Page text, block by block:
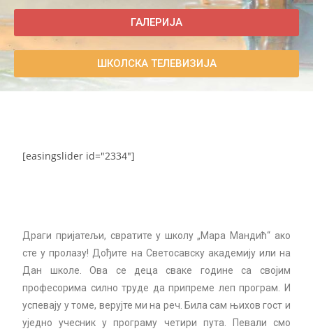
ГАЛЕРИЈА
ШКОЛСКА ТЕЛЕВИЗИЈА
[easingslider id="2334"]
Драги пријатељи, свратите у школу „Мара Мандић“ ако
сте у пролазу! Дођите на Светосавску академију или на
Дан школе. Ова се деца сваке године са својим
професорима силно труде да припреме леп програм. И
успевају у томе, верујте ми на реч. Била сам њихов гост и
уједно учесник у програму четири пута. Певали смо